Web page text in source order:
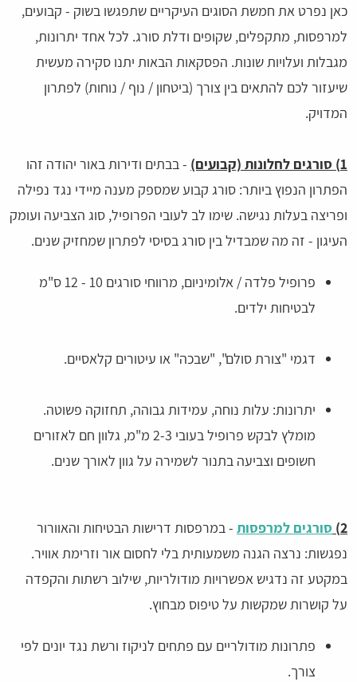
כאן נפרט את חמשת הסוגים העיקריים שתפגשו בשוק - קבועים,
למרפסות, מתקפלים, שקופים ודלת סורג. לכל אחד יתרונות,
מגבלות ועלויות שונות. הפסקאות הבאות יתנו סקירה מעשית
שיעזור לכם להתאים בין צורך (ביטחון / נוף / נוחות) לפתרון
המדויק.
1) סורגים לחלונות (קבועים)
- בבתים ודירות באור יהודה זהו
הפתרון הנפוץ ביותר: סורג קבוע שמספק מענה מיידי נגד נפילה
ופריצה בעלות נגישה. שימו לב לעובי הפרופיל, סוג הצביעה ועומק
העיגון - זה מה שמבדיל בין סורג בסיסי לפתרון שמחזיק שנים.
פרופיל פלדה / אלומיניום, מרווחי סורגים 10 - 12 ס"מ
לבטיחות ילדים.
דגמי "צורת סולם", "שבכה" או עיטורים קלאסיים.
יתרונות: עלות נוחה, עמידות גבוהה, תחזוקה פשוטה.
מומלץ לבקש פרופיל בעובי 2-3 מ"מ, גלוון חם לאזורים
חשופים וצביעה בתנור לשמירה על גוון לאורך שנים.
2) סורגים למרפסות - במרפסות דרישות הבטיחות והאוורור
נפגשות: נרצה הגנה משמעותית בלי לחסום אור וזרימת אוויר.
במקטע זה נדגיש אפשרויות מודולריות, שילוב רשתות והקפדה
על קושרות שמקשות על טיפוס מבחוץ.
פתרונות מודולריים עם פתחים לניקוז ורשת נגד יונים לפי
צורך.